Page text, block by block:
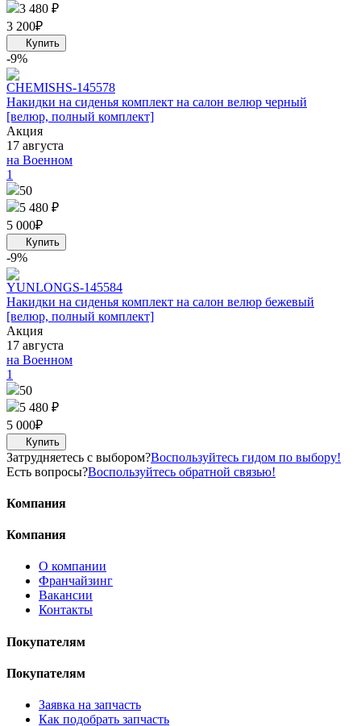
3 480 ₽
3 200₽
-9%
CHEMISHS-145578
Накидки на сиденья комплект на салон велюр черный
[велюр, полный комплект]
Акция
17 августа
на Военном
1
50
5 480 ₽
5 000₽
-9%
YUNLONGS-145584
Накидки на сиденья комплект на салон велюр бежевый
[велюр, полный комплект]
Акция
17 августа
на Военном
1
50
5 480 ₽
5 000₽
Затрудняетесь с выбором?Воспользуйтесь гидом по выбору!
Есть вопросы?Воспользуйтесь обратной связью!
Компания
Компания
О компании
Франчайзинг
Вакансии
Контакты
Покупателям
Покупателям
Заявка на запчасть
Как подобрать запчасть